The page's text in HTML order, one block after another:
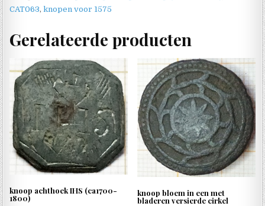
CAT063,knopen voor 1575
Gerelateerde producten
knoop achthoek IHS (ca1700-
1800)
knoop bloem in een met
bladeren versierde cirkel